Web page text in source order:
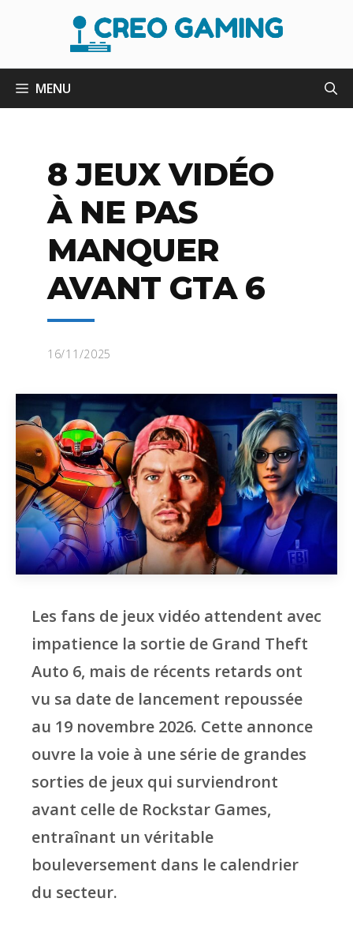
MENU
8 JEUX VIDÉO
À NE PAS
MANQUER
AVANT GTA 6
16/11/2025
Les fans de jeux vidéo attendent avec
impatience la sortie de Grand Theft
Auto 6, mais de récents retards ont
vu sa date de lancement repoussée
au 19 novembre 2026. Cette annonce
ouvre la voie à une série de grandes
sorties de jeux qui surviendront
avant celle de Rockstar Games,
entraînant un véritable
bouleversement dans le calendrier
du secteur.